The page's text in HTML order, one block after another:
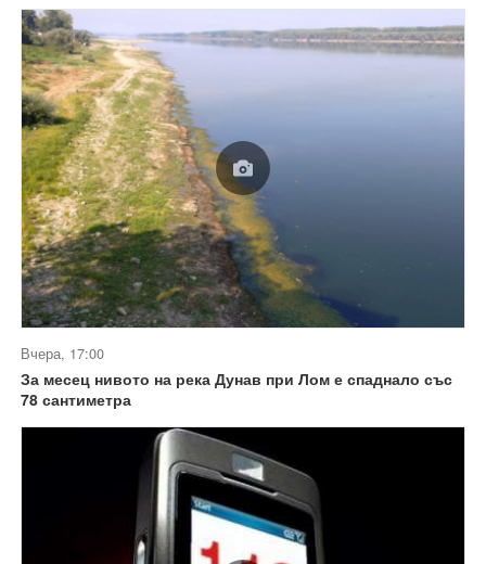
Вчера, 17:00
За месец нивото на река Дунав при Лом е спаднало със
78 сантиметра